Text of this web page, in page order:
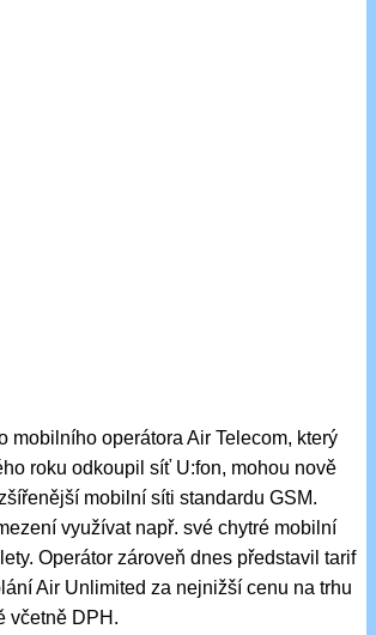
mobilního operátora Air Telecom, který
roku odkoupil síť U:fon, mohou nově
mobilní síti standardu GSM.
využívat např. své chytré mobilní
Operátor zároveň dnes představil tarif
Air Unlimited za nejnižší cenu na trhu
včetně DPH.